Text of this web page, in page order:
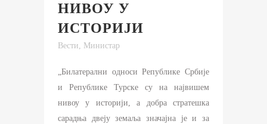
НИВОУ У
ИСТОРИЈИ
Вести, Министар
„Билатерални односи Републике Србије
и Републике Турске су на највишем
нивоу у историји, а добра стратешка
сарадња двеју земаља значајна је и за